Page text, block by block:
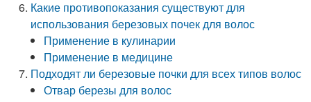
Какие противопоказания существуют для
использования березовых почек для волос
Применение в кулинарии
Применение в медицине
Подходят ли березовые почки для всех типов волос
Отвар березы для волос